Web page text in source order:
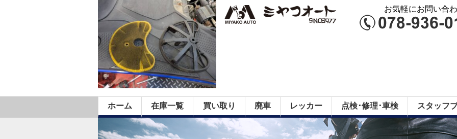
お気軽にお問い合
ホーム 在庫一覧 買い取り 廃車 レッカー 点検･修理･車検 スタッフ